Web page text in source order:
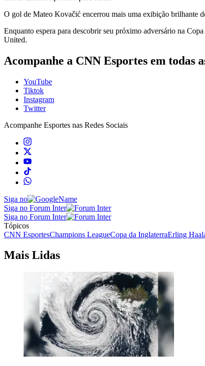
O gol de Mateo Kovačić encerrou mais uma exibição brilhante
Enquanto espera para descobrir seu próximo adversário na
United.
Acompanhe a CNN Esportes em todas
YouTube
Tiktok
Instagram
Twitter
Acompanhe Esportes nas Redes Sociais
Siga no
Siga no Forum Inter
Siga no Forum Inter
Tópicos
CNN EsportesChampions LeagueCopa da InglaterraErling
Mais Lidas